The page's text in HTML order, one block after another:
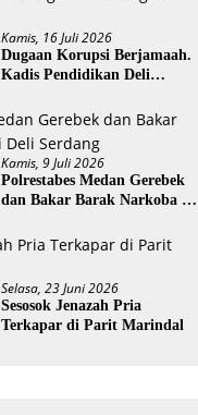
Kamis, 16 Juli 2026
Dugaan Korupsi Berjamaah.
Kadis Pendidikan Deli
Dicopot
Kamis, 9 Juli 2026
Polrestabes Medan Gerebek
dan Bakar Barak Narkoba di
Selasa, 23 Juni 2026
Sesosok Jenazah Pria
Terkapar di Parit Marindal